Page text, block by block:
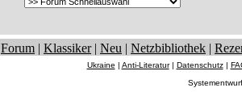
Forum | Klassiker| Neu | Netzbibliothek |
Ukraine | Anti-Literatur| Datenschutz|